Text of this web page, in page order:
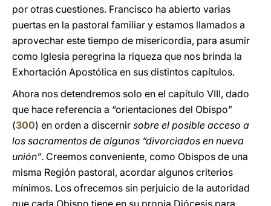
por otras cuestiones. Francisco ha abierto varias
puertas en la pastoral familiar y estamos llamados a
aprovechar este tiempo de misericordia, para asumir
como Iglesia peregrina la riqueza que nos brinda la
Exhortación Apostólica en sus distintos capítulos.
Ahora nos detendremos solo en el capítulo VIII, dado
que hace referencia a “orientaciones del Obispo”
(300) en orden a discernir sobre el posible acceso a
los sacramentos de algunos “divorciados en nueva
unión”. Creemos conveniente, como Obispos de una
misma Región pastoral, acordar algunos criterios
mínimos. Los ofrecemos sin perjuicio de la autoridad
que cada Obispo tiene en su propia Diócesis para